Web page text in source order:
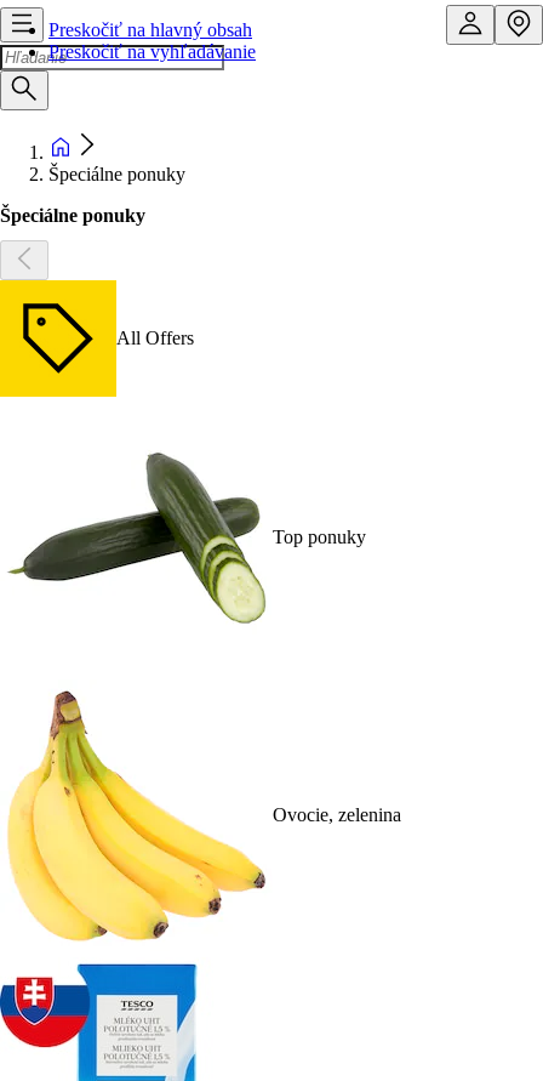
Preskočiť na hlavný obsah
Preskočiť na vyhľadávanie
Špeciálne ponuky
Špeciálne ponuky
All Offers
Top ponuky
Ovocie, zelenina